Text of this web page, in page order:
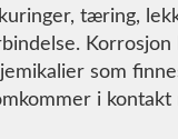
tæring,
som
i kontakt